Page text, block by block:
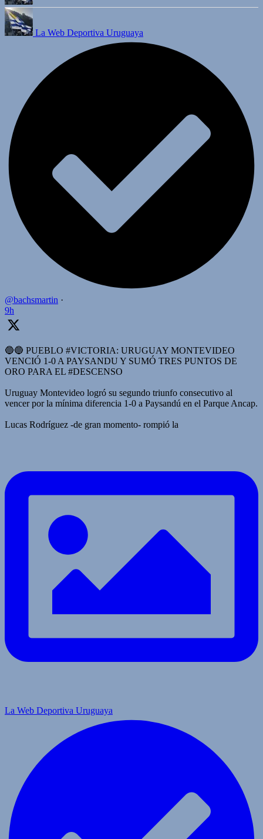
La Web Deportiva Uruguaya
@bachsmartin ·
9h
🔵🔵 PUEBLO #VICTORIA: URUGUAY MONTEVIDEO
VENCIÓ 1-0 A PAYSANDU Y SUMÓ TRES PUNTOS DE
ORO PARA EL #DESCENSO
Uruguay Montevideo logró su segundo triunfo consecutivo al
vencer por la mínima diferencia 1-0 a Paysandú en el Parque Ancap.
Lucas Rodríguez -de gran momento- rompió la
La Web Deportiva Uruguaya